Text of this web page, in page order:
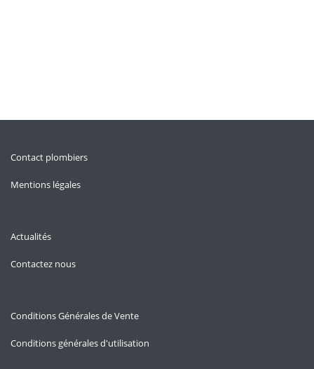
Contact plombiers
Mentions légales
Actualités
Contactez nous
Conditions Générales de Vente
Conditions générales d'utilisation